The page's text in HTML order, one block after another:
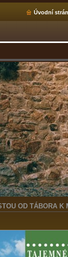
Úvodní
OD TÁBORA K